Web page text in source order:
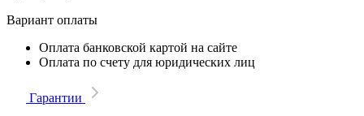
Вариант оплаты
Оплата банковской картой на сайте
Оплата по счету для юридических лиц
Гарантии